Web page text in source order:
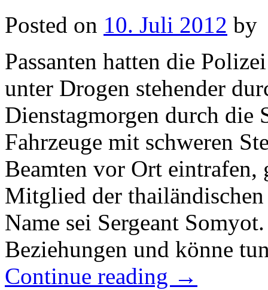
Posted on 10. Juli 2012 by
Passanten hatten die
unter Drogen stehender
Dienstagmorgen durch die
Fahrzeuge mit schweren
Beamten vor Ort eintrafen,
Mitglied der thailändischen
Name sei Sergeant
Beziehungen und könne
Continue reading →